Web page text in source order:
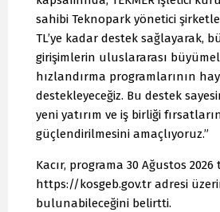
sahibi Teknopark yönetici
TL’ye kadar destek sağlayarak,
girişimlerin uluslararası
hızlandırma programlarının
destekleyeceğiz. Bu destek
yeni yatırım ve iş birliği
güçlendirilmesini amaçlıyoruz.”
Kacır, programa 30 Ağustos
https://kosgeb.gov.tr adresi
bulunabileceğini belirtti.